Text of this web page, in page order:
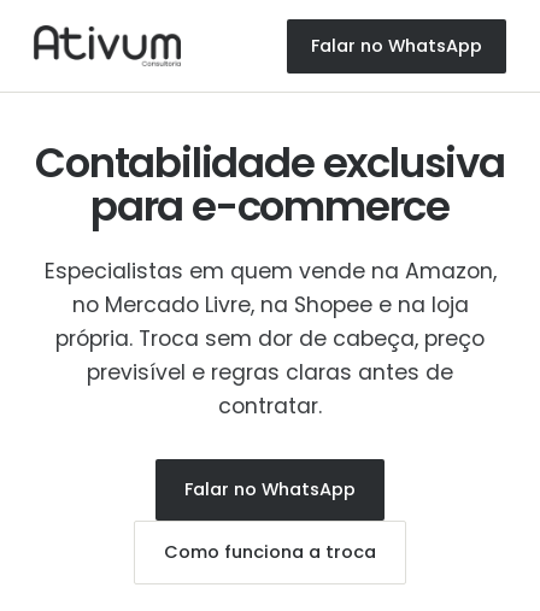
Falar no WhatsApp
Contabilidade exclusiva
parae-commerce
Especialistas em quem vende na Amazon,
no Mercado Livre, na Shopee e na loja
própria. Troca sem dor de cabeça, preço
previsível e regras claras antes de
contratar.
Falar no WhatsApp
Como funciona a troca